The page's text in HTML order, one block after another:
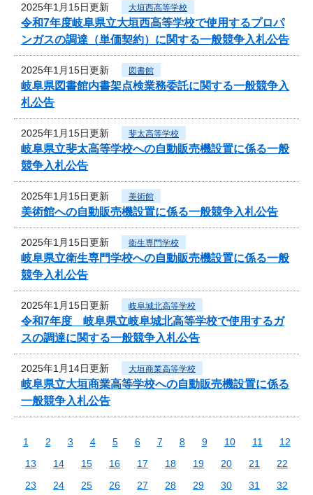
2025年1月15日更新 大垣西高等学校
令和7年度岐阜県立大垣西高等学校で使用するプロパ
ンガスの調達（単価契約）に関する一般競争入札公告
2025年1月15日更新 図書館
岐阜県図書館内書架点検業務委託に関する一般競争入
札公告
2025年1月15日更新 斐太高等学校
岐阜県立斐太高等学校への自動販売機設置に係る一般
競争入札公告
2025年1月15日更新 美術館
美術館への自動販売機設置に係る一般競争入札公告
2025年1月15日更新 衛生専門学校
岐阜県立衛生専門学校への自動販売機設置に係る一般
競争入札公告
2025年1月15日更新 岐阜城北高等学校
令和7年度 岐阜県立岐阜城北高等学校で使用するガ
スの調達に関する一般競争入札公告
2025年1月14日更新 大垣商業高等学校
岐阜県立大垣商業高等学校への自動販売機設置に係る
一般競争入札公告
1 2 3 4 5 6 7 8 9 10 11
12
13
14 15 16 17 18 19 20 21
22
23
24 25 26 27 28 29 30 31
32